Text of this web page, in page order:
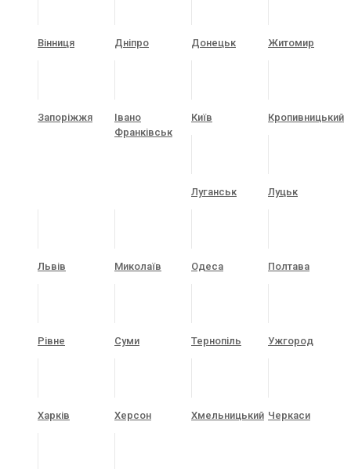
Вінниця Дніпро Донецьк Житомир
Запоріжжя
Івано
Франківськ
Київ Кропивницький
Луганськ Луцьк
Львів Миколаїв Одеса Полтава
Рівне Суми Тернопіль Ужгород
Харків Херсон Хмельницький Черкаси